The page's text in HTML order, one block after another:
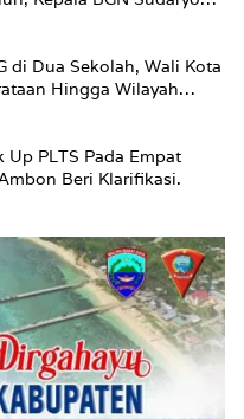
di Dua Sekolah, Wali Kota
Hingga Wilayah
PLTS Pada Empat
Beri Klarifikasi.